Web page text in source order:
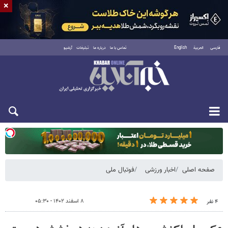
فارسی العربية English تماس با ما درباره ما تبلیغات آرشیو
یکشنبه ۱۸ مرداد ۱۴۰۵
صفحه اصلی اخبار ورزشی فوتبال ملی
۴ نفر ۸ اسفند ۱۴۰۲ - ۰۵:۳۰
×